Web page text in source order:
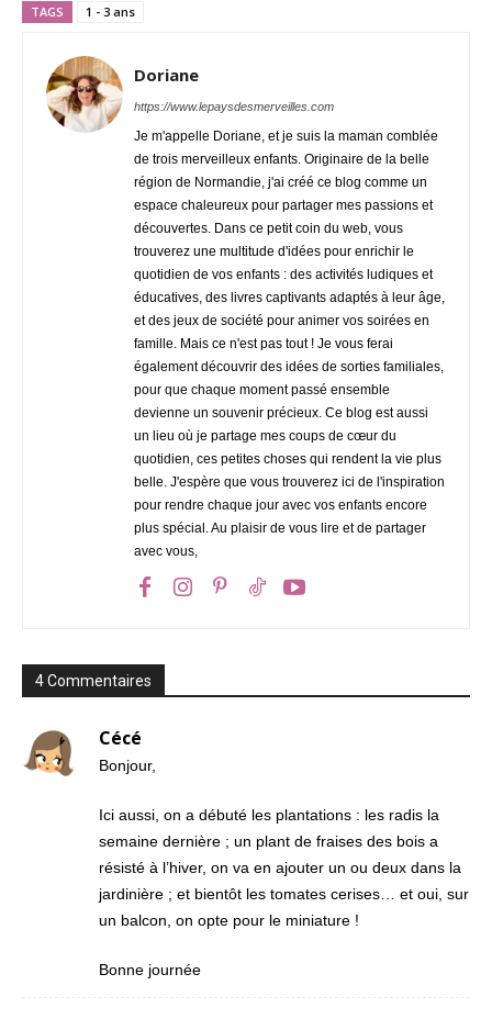
TAGS 1 - 3 ans
Doriane
https://www.lepaysdesmerveilles.com
Je m'appelle Doriane, et je suis la maman comblée
de trois merveilleux enfants. Originaire de la belle
région de Normandie, j'ai créé ce blog comme un
espace chaleureux pour partager mes passions et
découvertes. Dans ce petit coin du web, vous
trouverez une multitude d'idées pour enrichir le
quotidien de vos enfants : des activités ludiques et
éducatives, des livres captivants adaptés à leur âge,
et des jeux de société pour animer vos soirées en
famille. Mais ce n'est pas tout ! Je vous ferai
également découvrir des idées de sorties familiales,
pour que chaque moment passé ensemble
devienne un souvenir précieux. Ce blog est aussi
un lieu où je partage mes coups de cœur du
quotidien, ces petites choses qui rendent la vie plus
belle. J'espère que vous trouverez ici de l'inspiration
pour rendre chaque jour avec vos enfants encore
plus spécial. Au plaisir de vous lire et de partager
avec vous,
4 Commentaires
Cécé
Bonjour,
Ici aussi, on a débuté les plantations : les radis la
semaine dernière ; un plant de fraises des bois a
résisté à l’hiver, on va en ajouter un ou deux dans la
jardinière ; et bientôt les tomates cerises… et oui, sur
un balcon, on opte pour le miniature !
Bonne journée